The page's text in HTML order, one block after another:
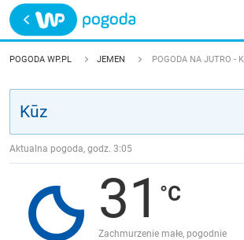
Trwa ładowanie
POLSKA
JAKOŚĆ POWIETRZA
POGODA WP.PL JEMEN POGODA NA JUTRO -
Aktualna pogoda, godz. 3:05
31
Zachmurzenie małe, pogodnie